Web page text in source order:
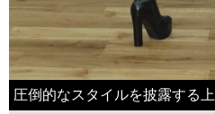
圧倒的なスタイルを披露する